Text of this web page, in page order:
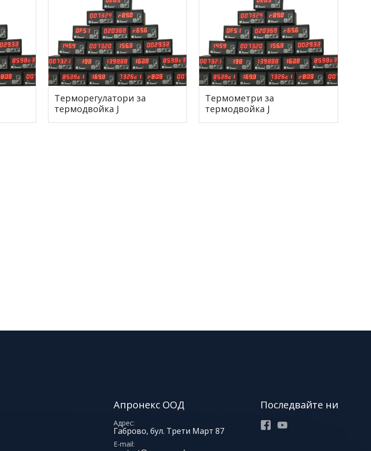
Терморегулатори за
термодвойка J
Термометри за
термодвойка J
Апронекс ООД
Адрес
Габрово, бул. Трети Март 87
E-mail
Последвайте ни
Facebook